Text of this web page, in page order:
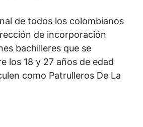
de todos los colombianos
de incorporación
bachilleres que se
los 18 y 27 años de edad
como Patrulleros De La